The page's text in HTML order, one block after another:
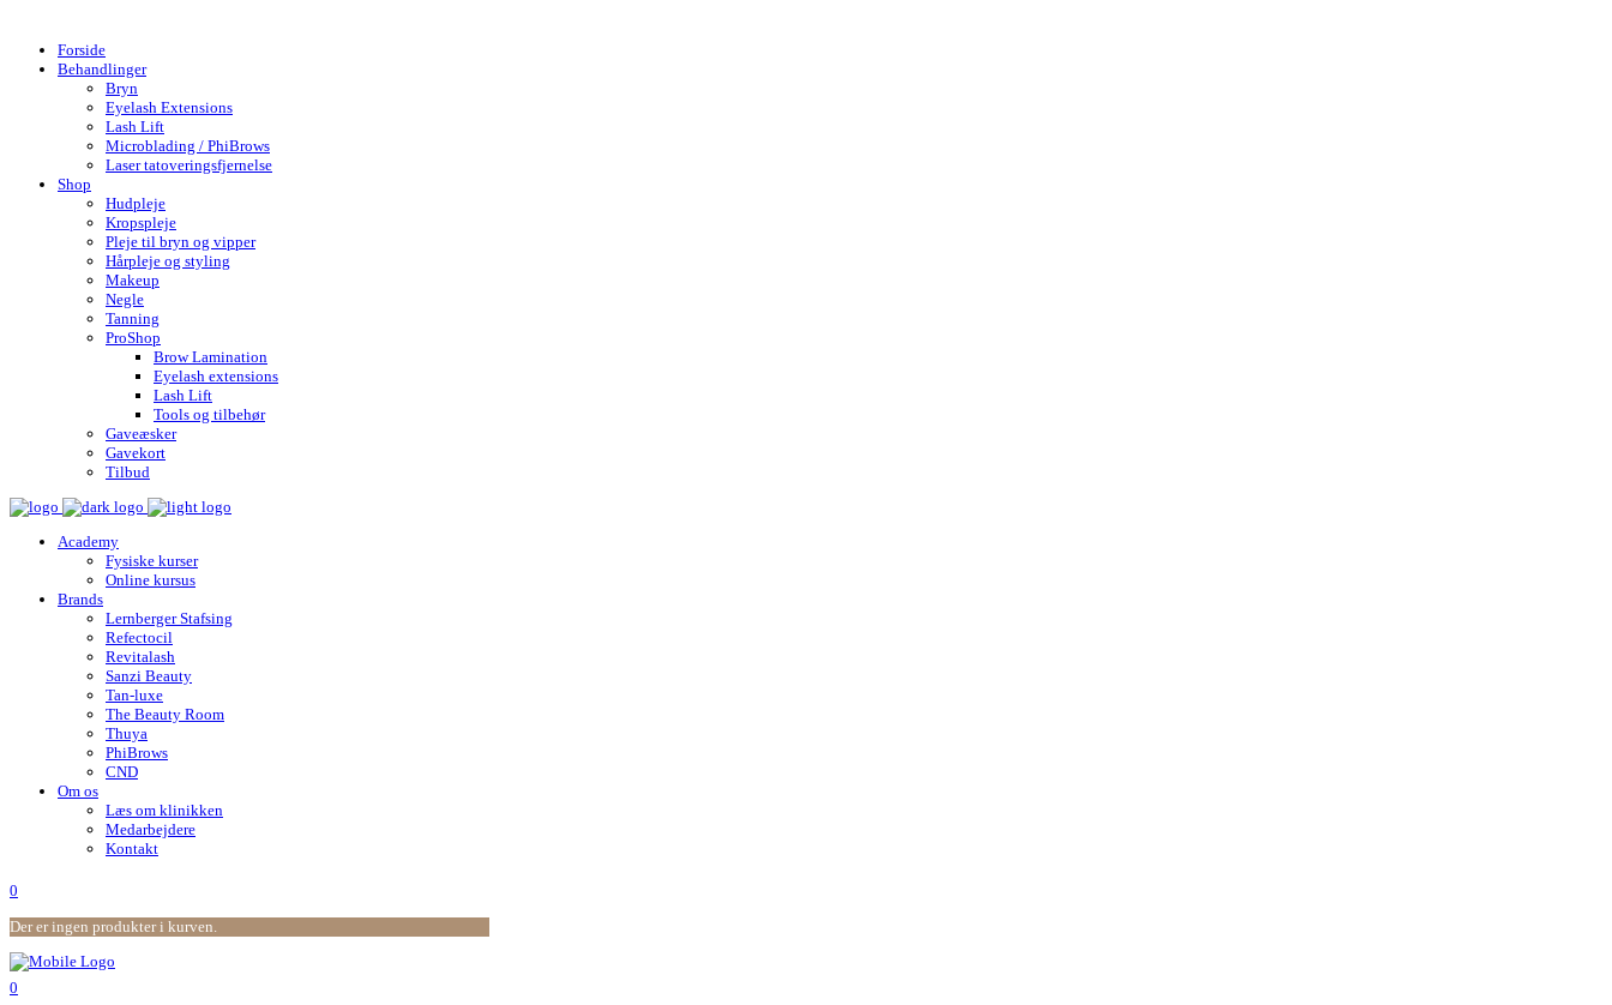
Forside
Behandlinger
Bryn
Eyelash Extensions
Lash Lift
Microblading / PhiBrows
Laser tatoveringsfjernelse
Shop
Hudpleje
Kropspleje
Pleje til bryn og vipper
Hårpleje og styling
Makeup
Negle
Tanning
ProShop
Brow Lamination
Eyelash extensions
Lash Lift
Tools og tilbehør
Gaveæsker
Gavekort
Tilbud
Academy
Fysiske kurser
Online kursus
Brands
Lernberger Stafsing
Refectocil
Revitalash
Sanzi Beauty
Tan-luxe
The Beauty Room
Thuya
PhiBrows
CND
Om os
Læs om klinikken
Medarbejdere
Kontakt
0
Der er ingen produkter i kurven.
0